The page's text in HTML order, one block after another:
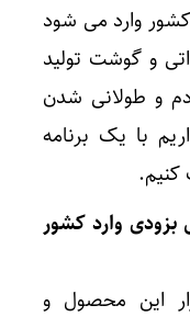
تومانی به کشور وارد می شود
و گوشت تولید
و طولانی شدن
با یک برنامه
بزودی وارد کشور
این محصول و